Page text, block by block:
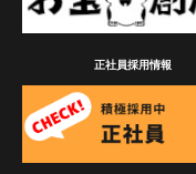
正社員採用情報